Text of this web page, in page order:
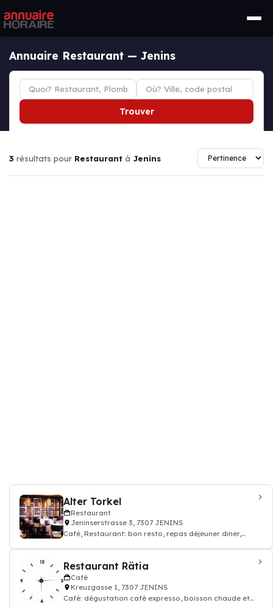
Annuaire Restaurant — Jenins
Trouver
3 résultats pour Restaurant à Jenins
Alter Torkel
Restaurant
Jeninserstrasse 3, 7307 JENINS
Café, Restaurant: bon resto, repas déjeuner dîner,
Restaurant Rätia
Café
Kreuzgasse 1, 7307 JENINS
Café: dégustation café expresso, boisson chaude et